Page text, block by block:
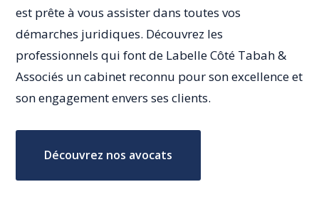
est prête à vous assister dans toutes vos
démarches juridiques. Découvrez les
professionnels qui font de Labelle Côté Tabah &
Associés un cabinet reconnu pour son excellence et
son engagement envers ses clients.
Découvrez nos avocats